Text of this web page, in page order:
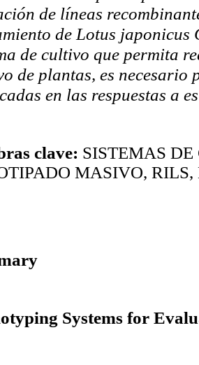
de líneas
de Lotus
de cultivo que permita
de plantas, es
en las respuestas a
clave: SISTEMAS
MASIVO,
Systems for